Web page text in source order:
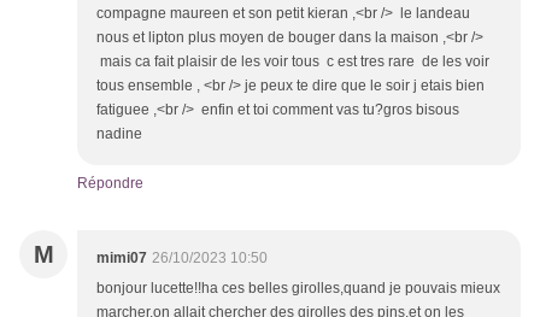
compagne maureen et son petit kieran ,<br /> le landeau
nous et lipton plus moyen de bouger dans la maison ,<br />
mais ca fait plaisir de les voir tous c est tres rare de les voir
tous ensemble , <br /> je peux te dire que le soir j etais bien
fatiguee ,<br /> enfin et toi comment vas tu?gros bisous
nadine
Répondre
M mimi07 26/10/2023 10:50
bonjour lucette!!ha ces belles girolles,quand je pouvais mieux
marcher,on allait chercher des girolles des pins,et on les